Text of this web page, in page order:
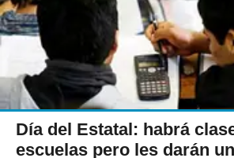
Día del Estatal: habrá
escuelas pero les darán